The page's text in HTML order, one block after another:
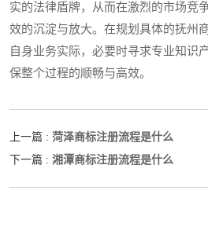
实的法律盾牌，从而在激烈的市场竞
效的沉淀与放大。在规划具体的抚州
自身业务实际，必要时寻求专业知识
保整个过程的顺畅与高效。
上一篇 : 菏泽商标注册流程是什么
下一篇 : 湘潭商标注册流程是什么